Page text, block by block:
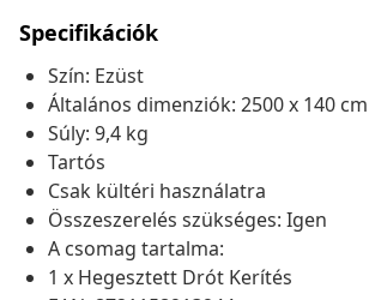
Specifikációk
Szín: Ezüst
Általános dimenziók: 2500 x 140
Súly: 9,4 kg
Tartós
Csak kültéri használatra
Összeszerelés szükséges: Igen
A csomag tartalma:
1 x Hegesztett Drót Kerítés